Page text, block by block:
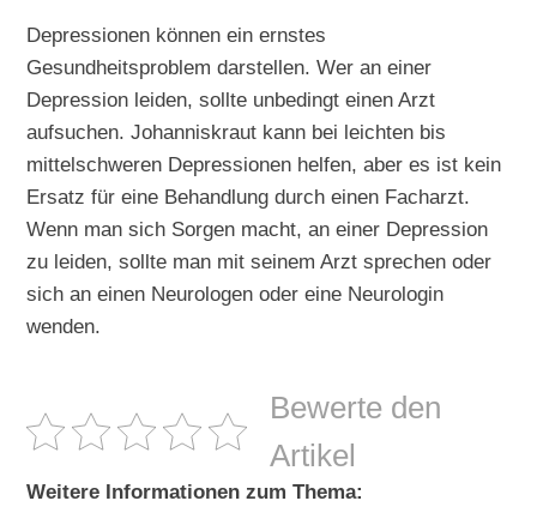
Depressionen können ein ernstes
Gesundheitsproblem darstellen. Wer an einer
Depression leiden, sollte unbedingt einen Arzt
aufsuchen. Johanniskraut kann bei leichten bis
mittelschweren Depressionen helfen, aber es ist kein
Ersatz für eine Behandlung durch einen Facharzt.
Wenn man sich Sorgen macht, an einer Depression
zu leiden, sollte man mit seinem Arzt sprechen oder
sich an einen Neurologen oder eine Neurologin
wenden.
Bewerte den
Artikel
Weitere Informationen zum Thema: